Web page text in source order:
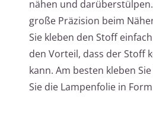
nähen und
große Präzision beim
Sie kleben den Stoff
den Vorteil, dass der Stoff
kann. Am besten kleben
Sie die Lampenfolie in